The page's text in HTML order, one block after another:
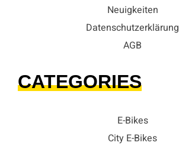
Neuigkeiten
Datenschutzerklärung
AGB
CATEGORIES
E-Bikes
City E-Bikes